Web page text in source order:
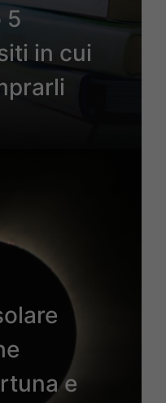
5
in cui
e